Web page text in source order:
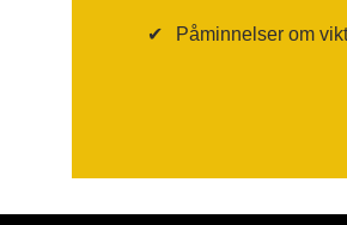
✔ Påminnelser om